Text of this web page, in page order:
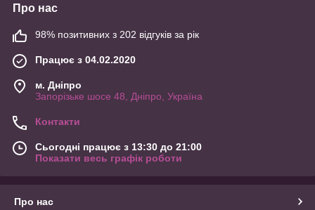
Про нас
98% позитивних з 202 відгуків за рік
Працює з 04.02.2020
м. Дніпро
Запорізьке шосе 48, Дніпро, Україна
Контакти
Сьогодні працює з 13:30 до 21:00
Показати весь графік роботи
Про нас